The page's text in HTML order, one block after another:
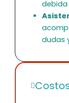
debida
dudas